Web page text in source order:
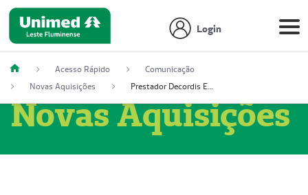
Login
Acesso Rápido
Comunicação
Novas Aquisições
Prestador Decordis Exames Cardiológicos LTDA (51004347-4)
Novas Aquisições